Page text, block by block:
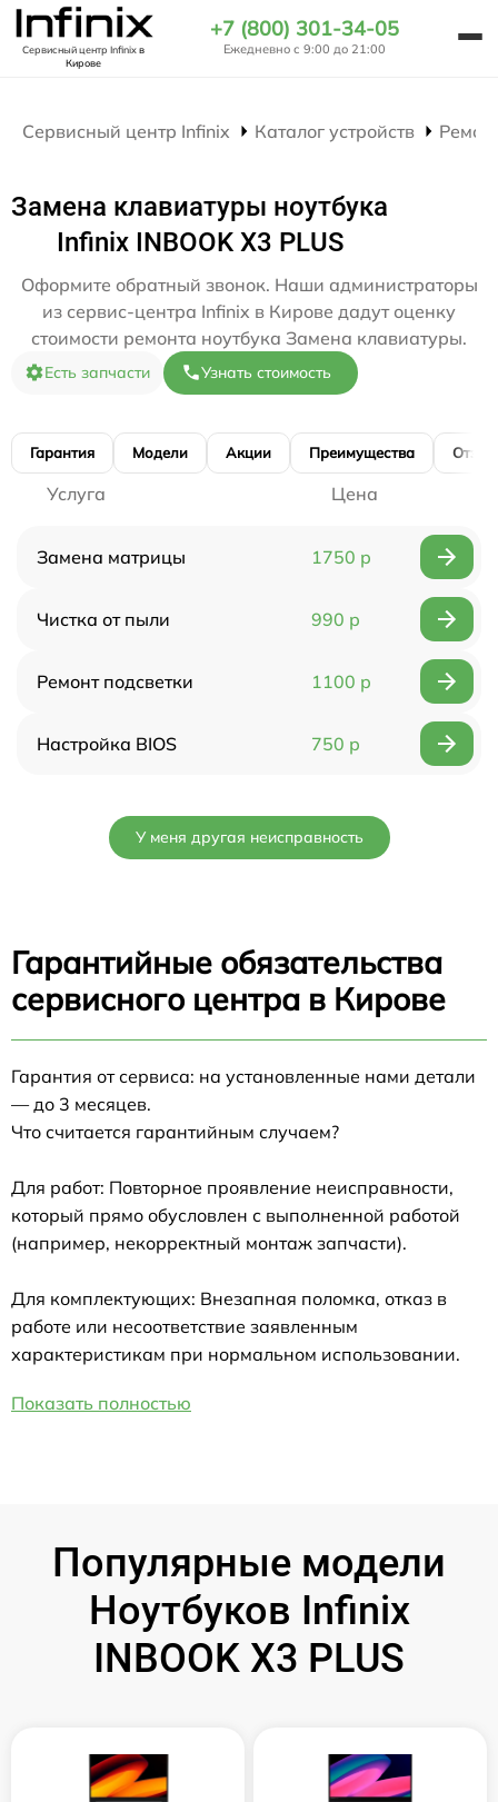
Сервисный центр Infinixв
Кирове
+7 (800) 301-34-05
Ежедневно с 9:00 до 21:00
Сервисный центр Infinix Каталог устройств
Замена клавиатуры ноутбука
Infinix INBOOK X3 PLUS
Оформите обратный звонок. Наши администраторы
из сервис-центра Infinix в Кирове дадут оценку
стоимости ремонта ноутбука Замена клавиатуры.
Есть запчасти Узнать стоимость
Гарантия Модели Акции Преимущества
Услуга Цена
Замена матрицы 1750 р
Чистка от пыли 990 р
Ремонт подсветки 1100 р
Настройка BIOS 750 р
У меня другая неисправность
Гарантийные обязательства
сервисного центра в Кирове
Гарантия от сервиса: на установленные нами детали
— до 3 месяцев.
Что считается гарантийным случаем?
Для работ: Повторное проявление неисправности,
который прямо обусловлен с выполненной работой
(например, некорректный монтаж запчасти).
Для комплектующих: Внезапная поломка, отказ в
работе или несоответствие заявленным
характеристикам при нормальном использовании.
Показать полностью
Популярные модели
Ноутбуков Infinix
INBOOK X3 PLUS